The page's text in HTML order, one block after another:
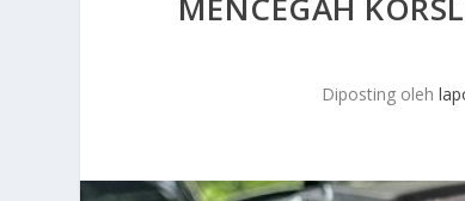
Diposting oleh